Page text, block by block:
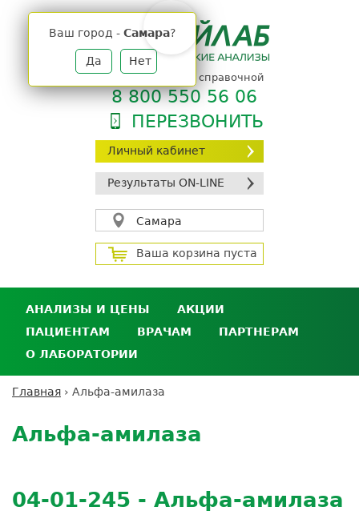
Личный кабинет
Результаты ON-LINE
Самара
Ваш город - Самара?
Да Нет
Ваша корзина пуста
телефон единой справочной
8 800 550 56 06
ПЕРЕЗВОНИТЬ
АНАЛИЗЫ И ЦЕНЫ
Анализы и цены
Где сдать анализы
Выезд на дом
Расшифровка анализов
АКЦИИ
ПАЦИЕНТАМ
Личный кабинет пациента
Дисконтная программа
Обратная связь
Налоговый вычет
ВРАЧАМ
лабораторию
ПАРТНЕРАМ
кабинет
О ЛАБОРАТОРИИ
Вакансии
здесь
Главная › Альфа-амилаза
to
top
Альфа-амилаза
04-01-245 - Альфа-амилаза